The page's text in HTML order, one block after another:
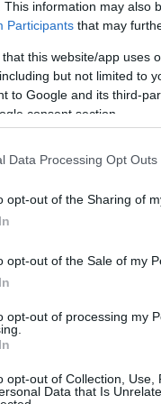
This information may also
Participants that may
that this website/app uses
but not limited to
to Google and its third-
consent section.
Data Processing Opt Outs
opt-out of the Sharing of
opt-out of the Sale of my
opt-out of processing my
opt-out of Collection,
Data that Is
a Vörös Cipellős, Katgimis
futva most ver a víz
Két vesszőparipám,
ismét
hús egyébként főleg
: Ja hogy is képzeli, hogy
a nyugdíjakat majd...